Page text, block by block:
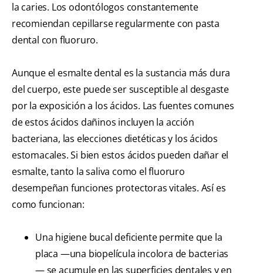
la caries. Los odontólogos constantemente
recomiendan cepillarse regularmente con pasta
dental con fluoruro.
Aunque el esmalte dental es la sustancia más dura
del cuerpo, este puede ser susceptible al desgaste
por la exposición a los ácidos. Las fuentes comunes
de estos ácidos dañinos incluyen la acción
bacteriana, las elecciones dietéticas y los ácidos
estomacales. Si bien estos ácidos pueden dañar el
esmalte, tanto la saliva como el fluoruro
desempeñan funciones protectoras vitales. Así es
como funcionan:
Una higiene bucal deficiente permite que la
placa —una biopelícula incolora de bacterias
— se acumule en las superficies dentales y en